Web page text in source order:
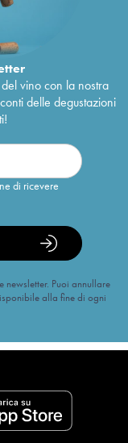
vino con la nostra
delle degustazioni
di ricevere
newsletter. Puoi annullare
alla fine di ogni